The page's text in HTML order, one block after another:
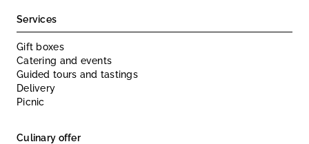
Services
Gift boxes
Catering and events
Guided tours and tastings
Delivery
Picnic
Culinary offer